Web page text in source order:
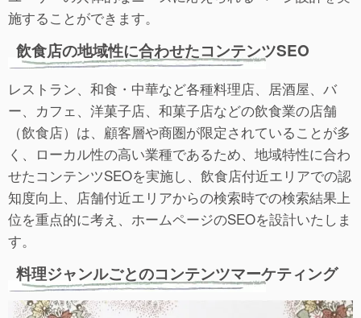
施することができます。
飲食店の地域性に合わせたコンテンツSEO
レストラン、和食・中華など各種料理店、居酒屋、バ
ー、カフェ、洋菓子店、和菓子店などの飲食業の店舗
（飲食店）は、顧客層や商圏が限定されていることが多
く、ローカル性の高い業種であるため、地域特性に合わ
せたコンテンツSEOを実施し、飲食店付近エリアでの認
知度向上、店舗付近エリアからの検索時での検索結果上
位を重点的に考え、ホームページのSEOを設計いたしま
す。
料理ジャンルごとのコンテンツマーケティング